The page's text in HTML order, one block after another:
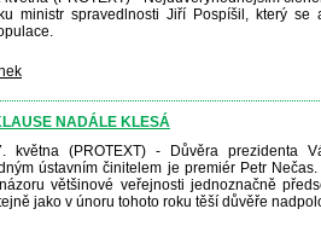
ministr spravedlnosti Jiří Pospíšil, který se
NADÁLE KLESÁ
května (PROTEXT) - Důvěra prezidenta
ústavním činitelem je premiér Petr
většinové veřejnosti jednoznačně
jako v únoru tohoto roku těší důvěře